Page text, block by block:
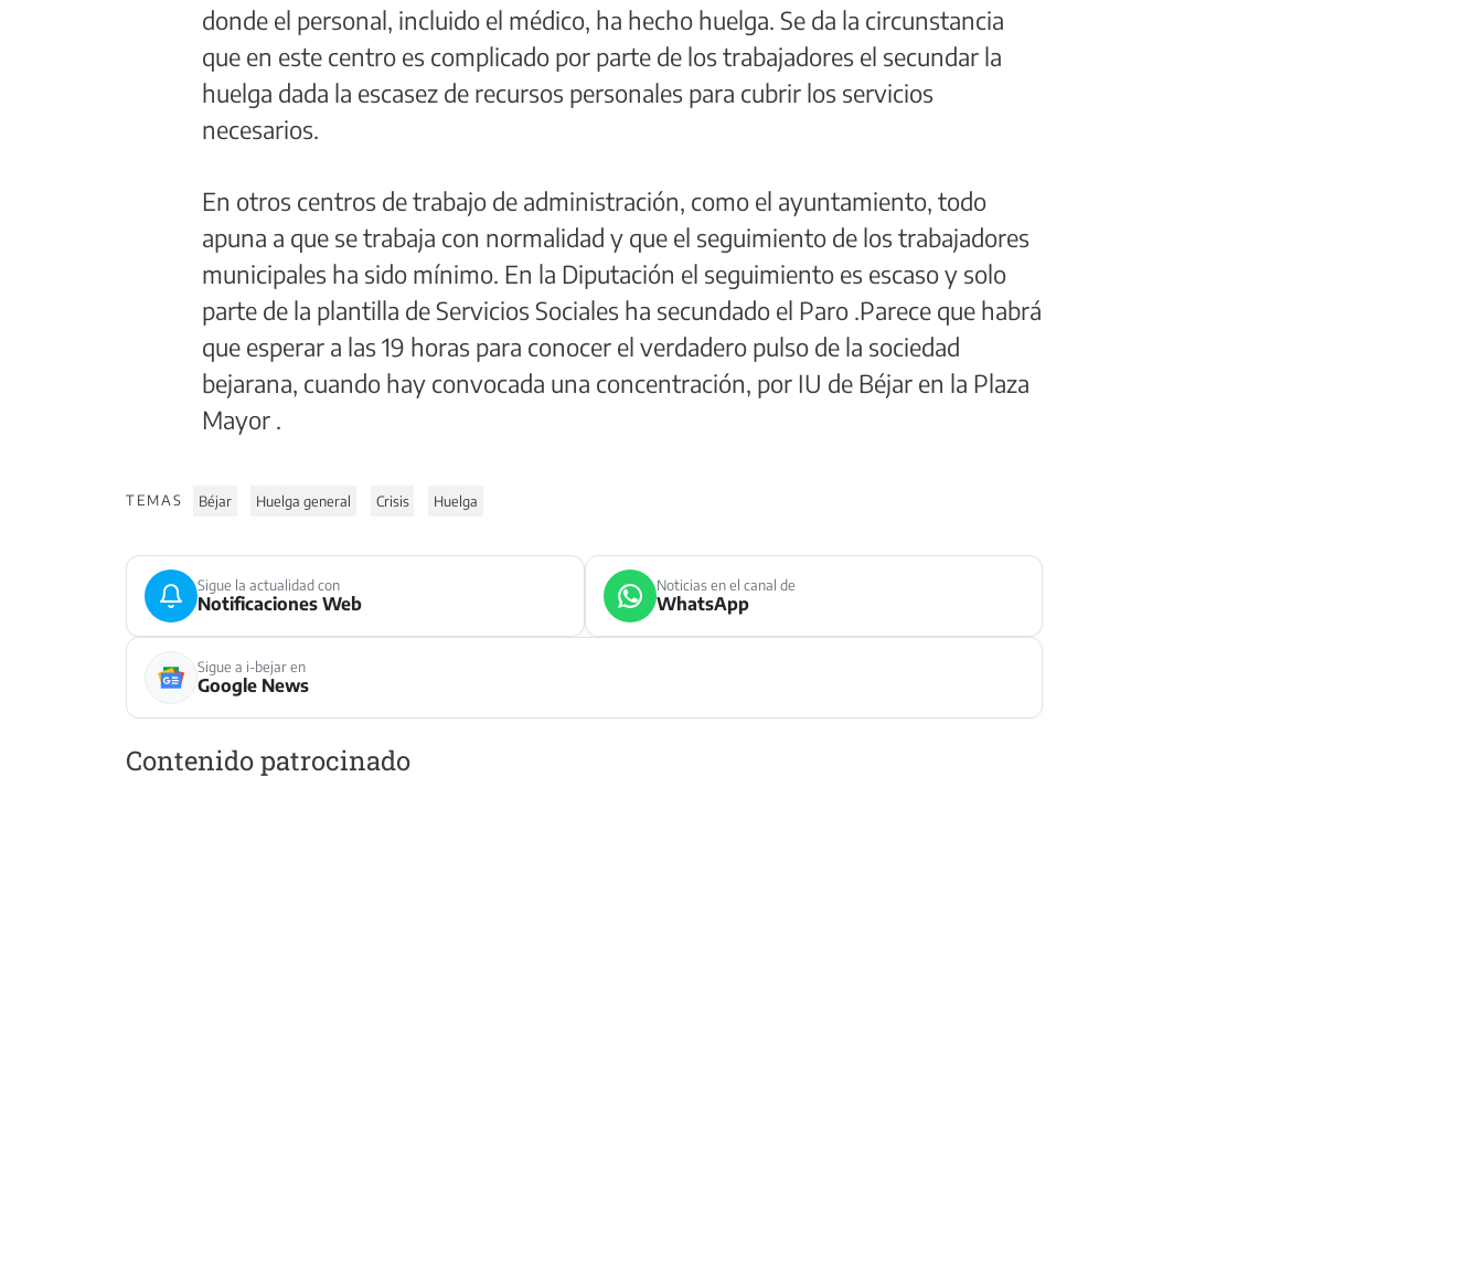
donde el personal, incluido el médico, ha hecho huelga. Se da la circunstancia
que en este centro es complicado por parte de los trabajadores el secundar la
huelga dada la escasez de recursos personales para cubrir los servicios
necesarios.
En otros centros de trabajo de administración, como el ayuntamiento, todo
apuna a que se trabaja con normalidad y que el seguimiento de los trabajadores
municipales ha sido mínimo. En la Diputación el seguimiento es escaso y solo
parte de la plantilla de Servicios Sociales ha secundado el Paro .Parece que habrá
que esperar a las 19 horas para conocer el verdadero pulso de la sociedad
bejarana, cuando hay convocada una concentración, por IU de Béjar en la Plaza
Mayor .
TEMAS Béjar Huelga general Crisis Huelga
Sigue la actualidad con
Notificaciones Web
Noticias en el canal de
WhatsApp
Sigue a i-bejar en
Google News
Contenido patrocinado